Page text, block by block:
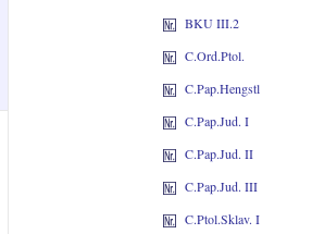
BKU III.2
C.Ord.Ptol.
C.Pap.Hengstl
C.Pap.Jud. I
C.Pap.Jud. II
C.Pap.Jud. III
C.Ptol.Sklav. I